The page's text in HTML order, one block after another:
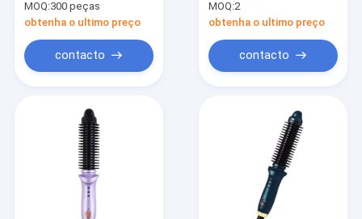
Estilização Rápida
Ferro de Curling
MOQ:300 peças
obtenha o ultimo preço
contacto
cerâmica PTC
MOQ:2
obtenha o ultimo preço
contacto